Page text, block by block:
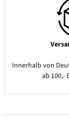
Innerhalb von
ab 100,-